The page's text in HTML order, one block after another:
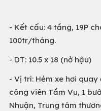
- Kết cấu: 4 tầng, 19P
100tr/tháng.
- DT: 10.5 x 18 (nở hậu)
- Vị trí: Hẻm xe hơi
công viên Tầm Vu, 1
Nhuận, Trung tâm